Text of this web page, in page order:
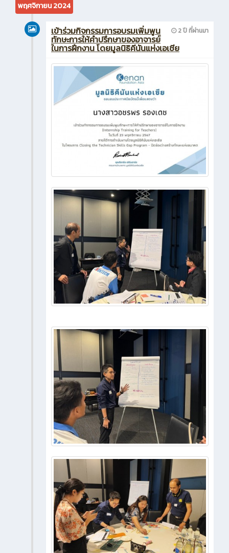
พฤศจิกายน 2024
2 ปี ที่ผ่านมา
เข้าร่วมกิจกรรมการอบรมเพิ่มพูน
ทักษะการให้คำปรึกษาของอาจารย์
ในการฝึกงาน โดยมูลนิธิคีนันแห่งเอเชีย